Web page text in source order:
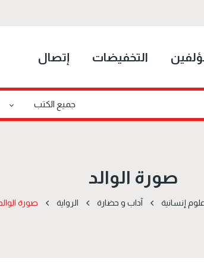
التخفيضات إتصال
صورة الوالد
علوم إنسانية آداب و حضارة الرواية صورة الوالد